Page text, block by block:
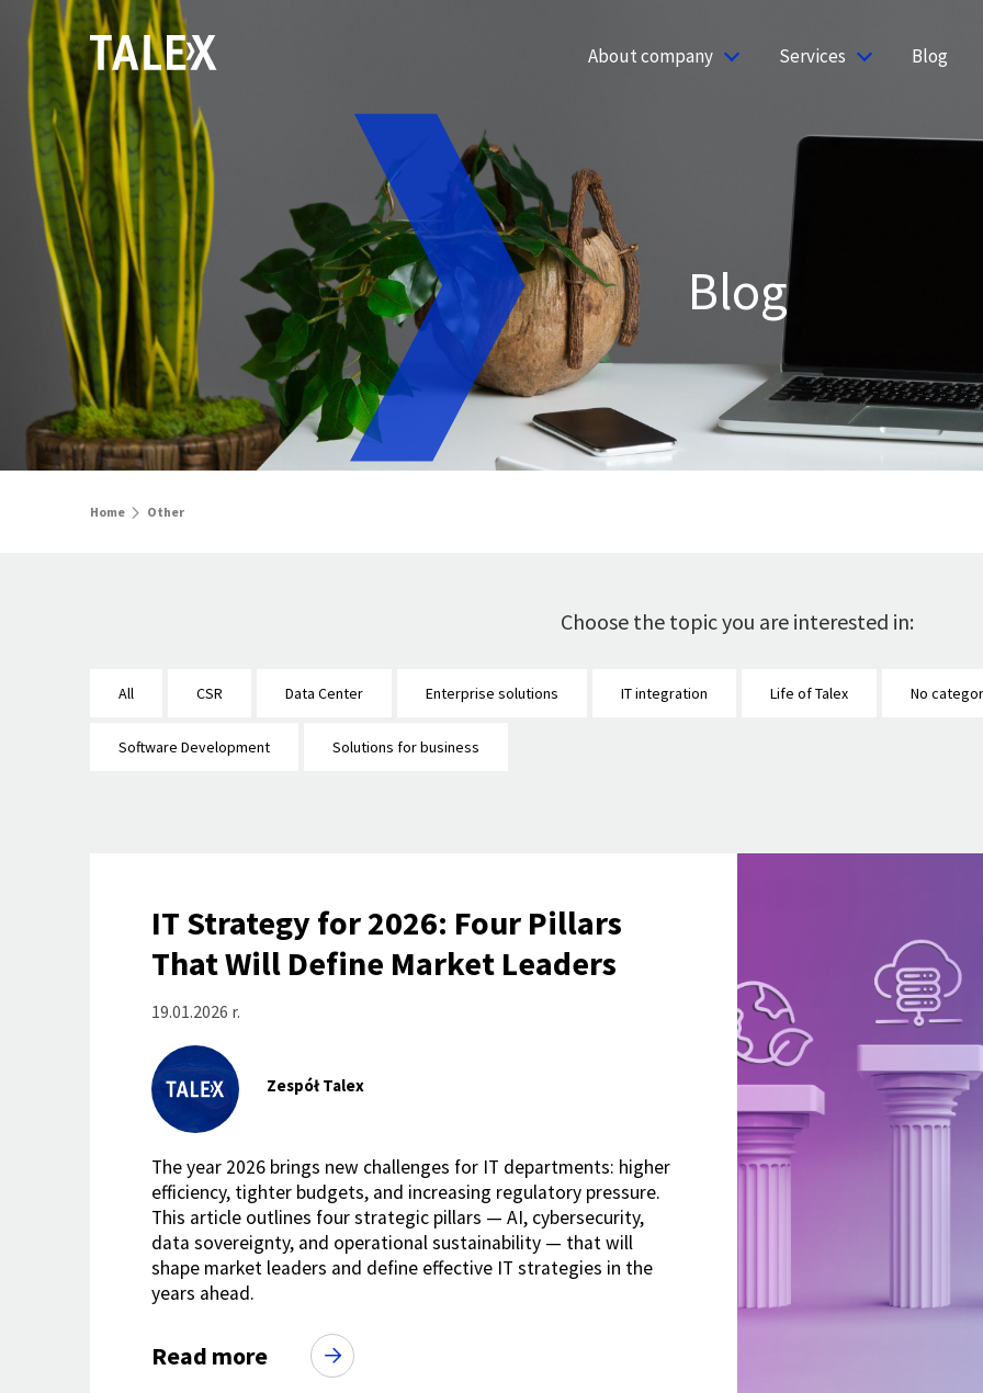
About company Services Blog
Blog
Home Other
Choose the topic you are interested in:
All CSR Data Center Enterprise solutions IT integration Life of Talex No
Software Development Solutions for business
IT Strategy for 2026: Four Pillars
That Will Define Market Leaders
19.01.2026 r.
Zespół Talex
The year 2026 brings new challenges for IT departments: higher
efficiency, tighter budgets, and increasing regulatory pressure.
This article outlines four strategic pillars — AI, cybersecurity,
data sovereignty, and operational sustainability — that will
shape market leaders and define effective IT strategies in the
years ahead.
Read more